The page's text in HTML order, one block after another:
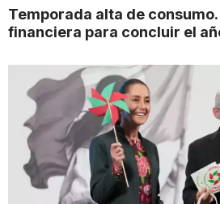
Temporada alta de
financiera para concluir el